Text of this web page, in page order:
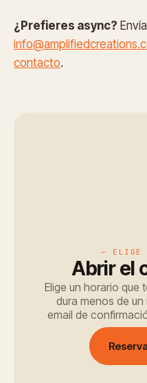
¿Prefieres async?
contacto.
— ELIGE
Abrir el
Elige un horario que
dura menos de
email de